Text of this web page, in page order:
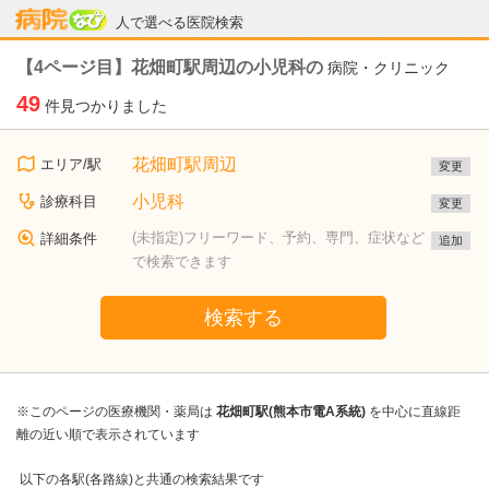
人で選べる医院検索
病院なび
【4ページ目】花畑町駅周辺の小児科の 病院・クリニック
49 件見つかりました
エリア/駅 花畑町駅周辺 変更
診療科目 小児科 変更
詳細条件
(未指定)フリーワード、予約、専門、症状など
で検索できます
追加
検索する
※このページの医療機関・薬局は 花畑町駅(熊本市電A系統) を中心に直線距
離の近い順で表示されています
以下の各駅(各路線)と共通の検索結果です